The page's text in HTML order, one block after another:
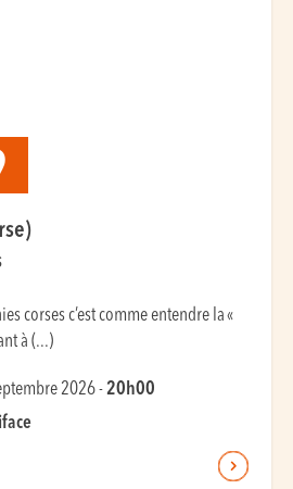
corses c’est comme entendre la «
à (...)
2026 -20h00